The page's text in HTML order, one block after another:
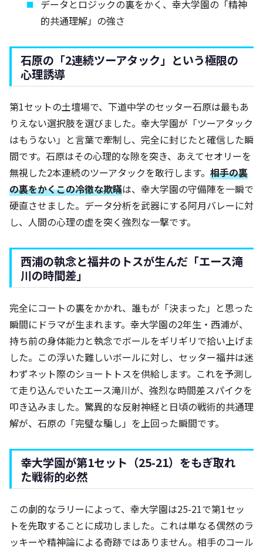
データとロジックの裏をかく、幸大学園の「精神
的共通理解」の強さ
石原の「2連続ツーアタック」という極限の
心理誘導
第1セットの土壇場で、下道中学のセッター石原は最もあ
りえない選択肢を選びました。幸大学園が「ツーアタック
はもうない」と言葉で牽制し、完全に封じたと確信した瞬
間です。石原はその心理的な隙を突き、あえてセオリーを
無視した2本連続のツーアタックを敢行します。 相手の裏
の裏をかくこの冷徹な欺瞞は、幸大学園の守備陣を一瞬で
硬直させました。データ分析を武器にする阿月バレーに対
し、人間の心理の虚を突く強烈な一撃です。
西浦の執念と福井のトスが生んだ「エース滝
川の時間差」
完全にコートの裏をかかれ、誰もが「決まった」と思った
瞬間にドラマが生まれます。幸大学園の2年生・西浦が、
持ち前の身体能力と執念でボールをギリギリで拾い上げま
した。この浮いた難しいボールに対し、セッター福井は迷
わずネット際のショートトスを供給します。これを予測し
て走り込んでいたエース滝川が、強烈な時間差スパイクを
叩き込みました。驚異的な反射神経と日頃の戦術的共通理
解が、石原の「完璧な騙し」を上回った瞬間です。
幸大学園が第1セット（25-21）をもぎ取れ
た戦術的必然
この劇的なラリーによって、幸大学園は25-21で第1セッ
トを先取することに成功しました。これは単なる偶然のラ
ッキーや精神論による奇跡ではありません。相手のコール